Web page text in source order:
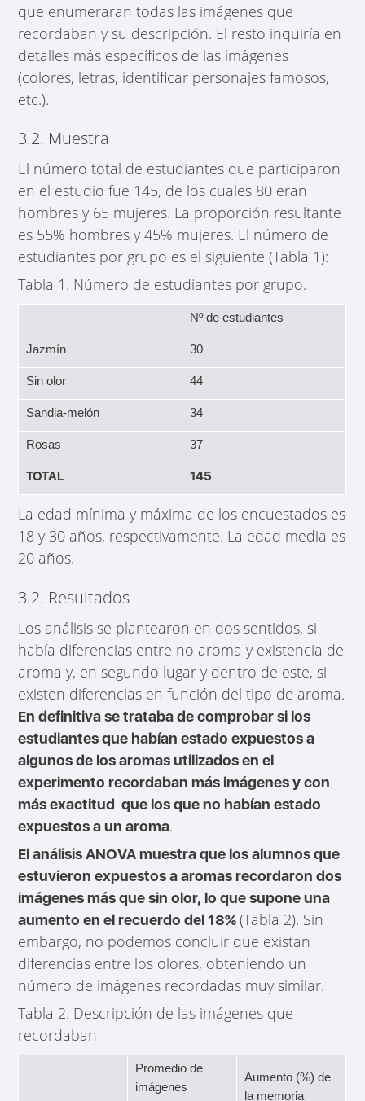
que enumeraran todas las imágenes que
recordaban y su descripción. El resto inquiría en
detalles más específicos de las imágenes
(colores, letras, identificar personajes famosos,
etc.).
3.2. Muestra
El número total de estudiantes que participaron
en el estudio fue 145, de los cuales 80 eran
hombres y 65 mujeres. La proporción resultante
es 55% hombres y 45% mujeres. El número de
estudiantes por grupo es el siguiente (Tabla 1):
Tabla 1. Número de estudiantes por grupo.
Nº de estudiantes
Jazmín 30
Sin olor 44
Sandia-melón 34
Rosas 37
TOTAL 145
La edad mínima y máxima de los encuestados es
18 y 30 años, respectivamente. La edad media es
20 años.
3.2. Resultados
Los análisis se plantearon en dos sentidos, si
había diferencias entre no aroma y existencia de
aroma y, en segundo lugar y dentro de este, si
existen diferencias en función del tipo de aroma.
En definitiva se trataba de comprobar si los
estudiantes que habían estado expuestos a
algunos de los aromas utilizados en el
experimento recordaban más imágenes y con
más exactitud que los que no habían estado
expuestos a un aroma.
El análisis ANOVA muestra que los alumnos que
estuvieron expuestos a aromas recordaron dos
imágenes más que sin olor, lo que supone una
aumento en el recuerdo del 18%(Tabla 2). Sin
embargo, no podemos concluir que existan
diferencias entre los olores, obteniendo un
número de imágenes recordadas muy similar.
Tabla 2. Descripción de las imágenes que
recordaban
Promedio de
imágenes
Aumento (%) de
la memoria